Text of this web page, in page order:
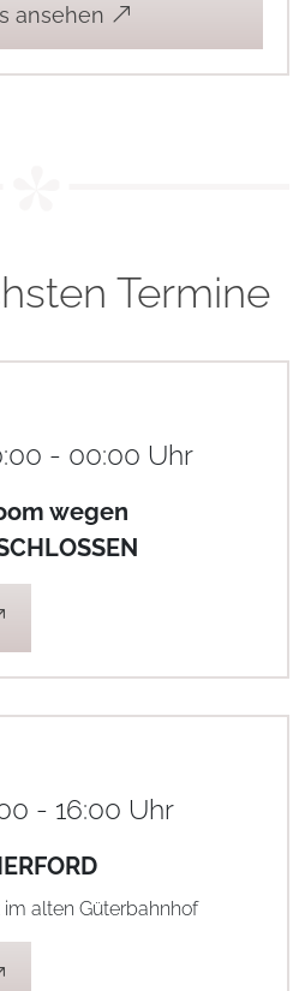
ansehen
Termine
- 00:00 Uhr
wegen
- 16:00 Uhr
alten Güterbahnhof